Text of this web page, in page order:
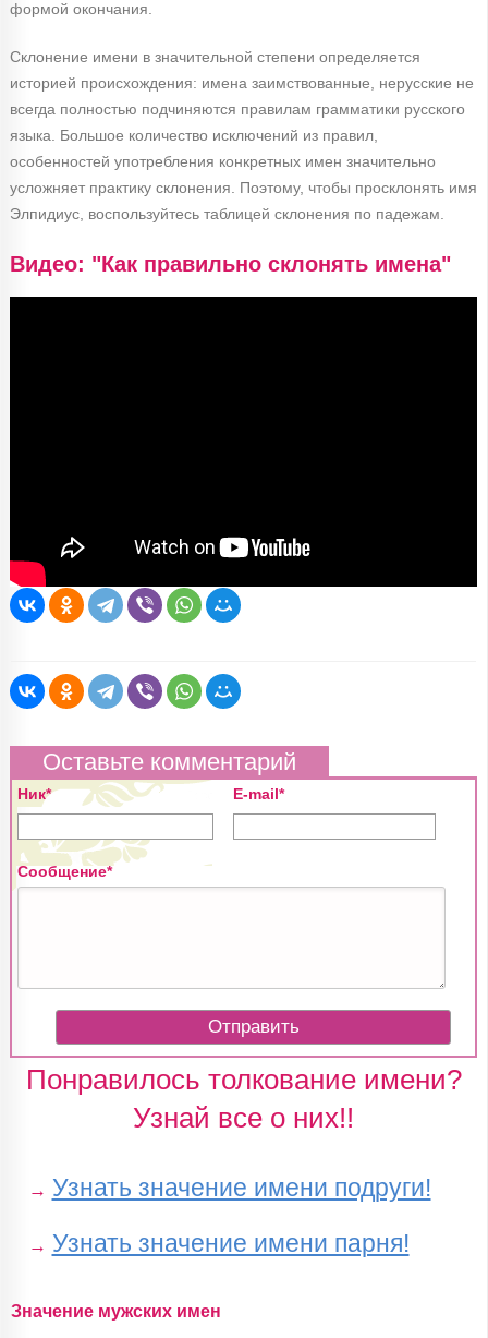
формой окончания.
Склонение имени в значительной степени определяется
историей происхождения: имена заимствованные, нерусские не
всегда полностью подчиняются правилам грамматики русского
языка. Большое количество исключений из правил,
особенностей употребления конкретных имен значительно
усложняет практику склонения. Поэтому, чтобы просклонять имя
Элпидиус, воспользуйтесь таблицей склонения по падежам.
Видео: "Как правильно склонять имена"
Оставьте комментарий
Ник* E-mail*
Сообщение*
Понравилось толкование имени?
Узнай все о них!!
→ Узнать значение имени подруги!
→ Узнать значение имени парня!
Значение мужских имен